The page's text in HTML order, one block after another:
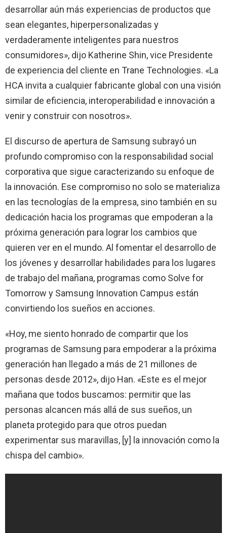
desarrollar aún más experiencias de productos que
sean elegantes, hiperpersonalizadas y
verdaderamente inteligentes para nuestros
consumidores», dijo Katherine Shin, vice Presidente
de experiencia del cliente en Trane Technologies. «La
HCA invita a cualquier fabricante global con una visión
similar de eficiencia, interoperabilidad e innovación a
venir y construir con nosotros».
El discurso de apertura de Samsung subrayó un
profundo compromiso con la responsabilidad social
corporativa que sigue caracterizando su enfoque de
la innovación. Ese compromiso no solo se materializa
en las tecnologías de la empresa, sino también en su
dedicación hacia los programas que empoderan a la
próxima generación para lograr los cambios que
quieren ver en el mundo. Al fomentar el desarrollo de
los jóvenes y desarrollar habilidades para los lugares
de trabajo del mañana, programas como Solve for
Tomorrow y Samsung Innovation Campus están
convirtiendo los sueños en acciones.
«Hoy, me siento honrado de compartir que los
programas de Samsung para empoderar a la próxima
generación han llegado a más de 21 millones de
personas desde 2012», dijo Han. «Este es el mejor
mañana que todos buscamos: permitir que las
personas alcancen más allá de sus sueños, un
planeta protegido para que otros puedan
experimentar sus maravillas, [y] la innovación como la
chispa del cambio».